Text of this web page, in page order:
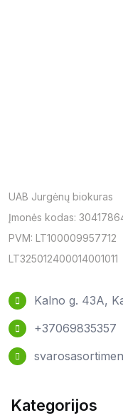
UAB Jurgėnų biokuras
Įmonės kodas:
PVM: LT100009957712
LT325012400014001011
Kalno g. 43A,
+37069835357
Kategorijos